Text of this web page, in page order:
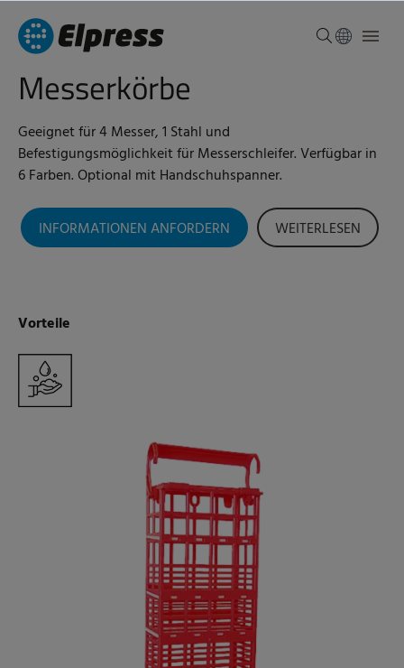
Messerkörbe
Geeignet für 4 Messer, 1 Stahl und
Befestigungsmöglichkeit für Messerschleifer. Verfügbar in
6 Farben. Optional mit Handschuhspanner.
INFORMATIONEN ANFORDERN WEITERLESEN
Vorteile